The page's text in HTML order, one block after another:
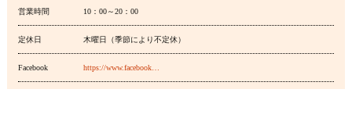
営業時間 10：00～20：00
定休日 木曜日（季節により不定休）
Facebook https://www.facebook…